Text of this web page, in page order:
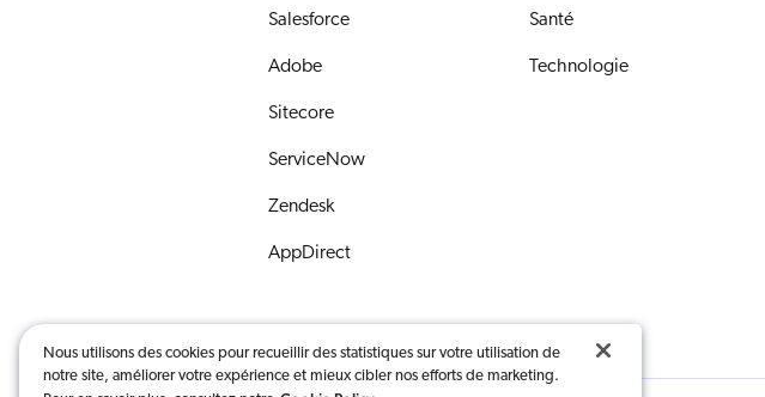
Salesforce
Adobe
Sitecore
ServiceNow
Zendesk
AppDirect
Santé
Technologie
English
Nous utilisons des cookies pour recueillir des statistiques sur votre utilisation de
notre site, améliorer votre expérience et mieux cibler nos efforts de marketing.